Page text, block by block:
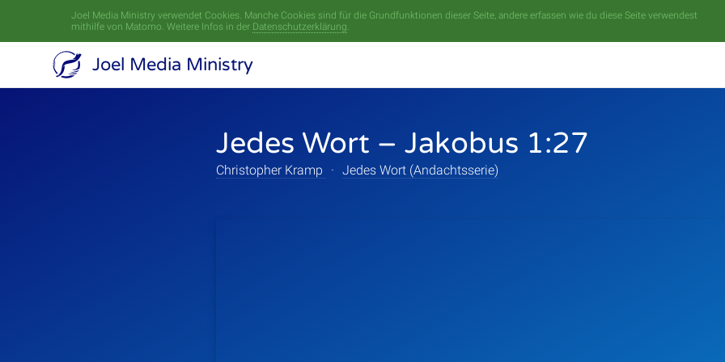
Joel Media Ministry verwendet Cookies. Manche Cookies sind für die Grundfunktionen dieser Seite, andere erfassen wie du diese Seite verwendest
mithilfe von Matomo. Weitere Infos in der Datenschutzerklärung.
Joel Media Ministry
Jedes Wort – Jakobus 1:27
Christopher Kramp · Jedes Wort (Andachtsserie)